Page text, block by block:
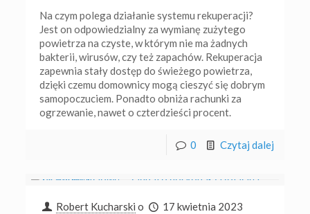
Na czym polega działanie systemu rekuperacji?
Jest on odpowiedzialny za wymianę zużytego
powietrza na czyste, w którym nie ma żadnych
bakterii, wirusów, czy też zapachów. Rekuperacja
zapewnia stały dostęp do świeżego powietrza,
dzięki czemu domownicy mogą cieszyć się dobrym
samopoczuciem. Ponadto obniża rachunki za
ogrzewanie, nawet o czterdzieści procent.
0 Czytaj dalej
Robert Kucharski o 17 kwietnia 2023